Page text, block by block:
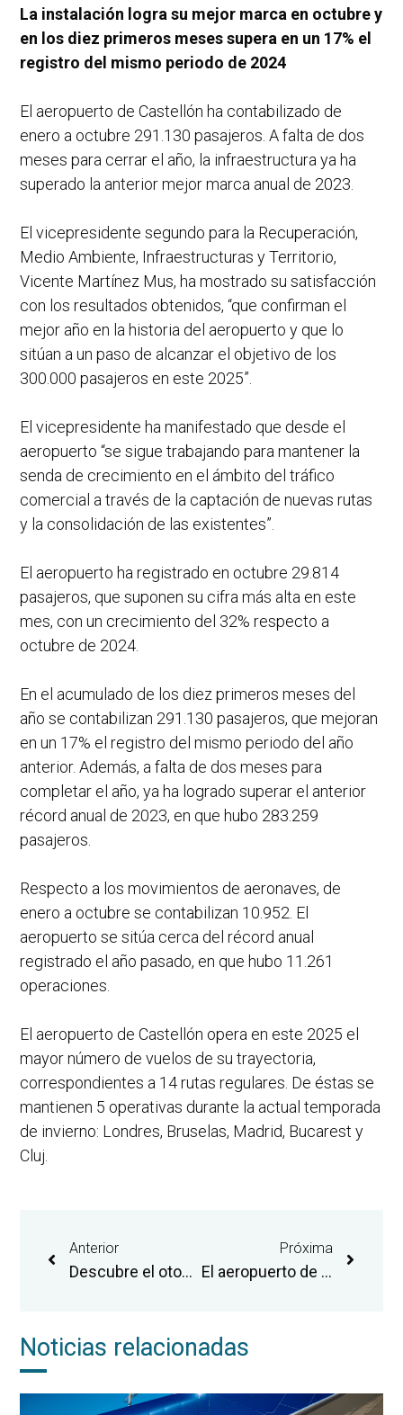
La instalación logra su mejor marca en octubre y
en los diez primeros meses supera en un 17% el
registro del mismo periodo de 2024
El aeropuerto de Castellón ha contabilizado de
enero a octubre 291.130 pasajeros. A falta de dos
meses para cerrar el año, la infraestructura ya ha
superado la anterior mejor marca anual de 2023.
El vicepresidente segundo para la Recuperación,
Medio Ambiente, Infraestructuras y Territorio,
Vicente Martínez Mus, ha mostrado su satisfacción
con los resultados obtenidos, “que confirman el
mejor año en la historia del aeropuerto y que lo
sitúan a un paso de alcanzar el objetivo de los
300.000 pasajeros en este 2025”.
El vicepresidente ha manifestado que desde el
aeropuerto “se sigue trabajando para mantener la
senda de crecimiento en el ámbito del tráfico
comercial a través de la captación de nuevas rutas
y la consolidación de las existentes”.
El aeropuerto ha registrado en octubre 29.814
pasajeros, que suponen su cifra más alta en este
mes, con un crecimiento del 32% respecto a
octubre de 2024.
En el acumulado de los diez primeros meses del
año se contabilizan 291.130 pasajeros, que mejoran
en un 17% el registro del mismo periodo del año
anterior. Además, a falta de dos meses para
completar el año, ya ha logrado superar el anterior
récord anual de 2023, en que hubo 283.259
pasajeros.
Respecto a los movimientos de aeronaves, de
enero a octubre se contabilizan 10.952. El
aeropuerto se sitúa cerca del récord anual
registrado el año pasado, en que hubo 11.261
operaciones.
El aeropuerto de Castellón opera en este 2025 el
mayor número de vuelos de su trayectoria,
correspondientes a 14 rutas regulares. De éstas se
mantienen 5 operativas durante la actual temporada
de invierno: Londres, Bruselas, Madrid, Bucarest y
Cluj.
Anterior
Descubre el otoño en Europa: cinco escapadas directas desde Castellón
Próxima
El aeropuerto de Castellón y Ryanair anuncian el lanzamiento de dos rutas a Manchester y Bolonia en la temporada de verano de 2026
Noticias relacionadas